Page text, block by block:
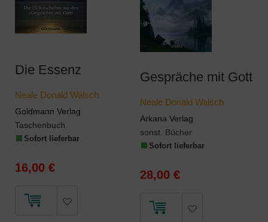
Die Essenz
Neale Donald Walsch
Goldmann Verlag
Taschenbuch
Sofort lieferbar
16,00 €
Gespräche mit Gott
Neale Donald Walsch
Arkana Verlag
sonst. Bücher
Sofort lieferbar
28,00 €